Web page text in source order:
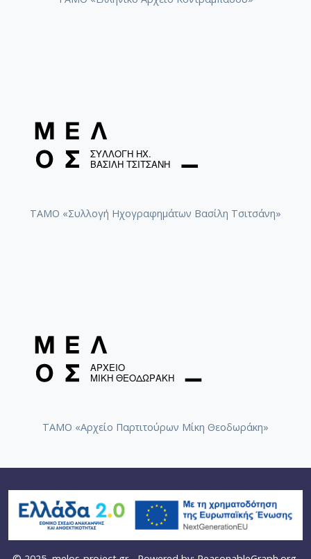
ΤΑΜΟ «Συλλογή Ηχογραφημάτων Βασίλη Τσιτσάνη»
ΤΑΜΟ «Αρχείο Παρτιτούρων Μίκη Θεοδωράκη»